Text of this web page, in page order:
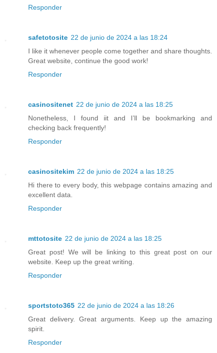
Responder
safetotosite 22 de junio de 2024 a las 18:24
I like it whenever people come together and share thoughts.
Great website, continue the good work!
Responder
casinositenet 22 de junio de 2024 a las 18:25
Nonetheless, I found iit and I’ll be bookmarking and
checking back frequently!
Responder
casinositekim 22 de junio de 2024 a las 18:25
Hi there to every body, this webpage contains amazing and
excellent data.
Responder
mttotosite 22 de junio de 2024 a las 18:25
Great post! We will be linking to this great post on our
website. Keep up the great writing.
Responder
sportstoto365 22 de junio de 2024 a las 18:26
Great delivery. Great arguments. Keep up the amazing
spirit.
Responder